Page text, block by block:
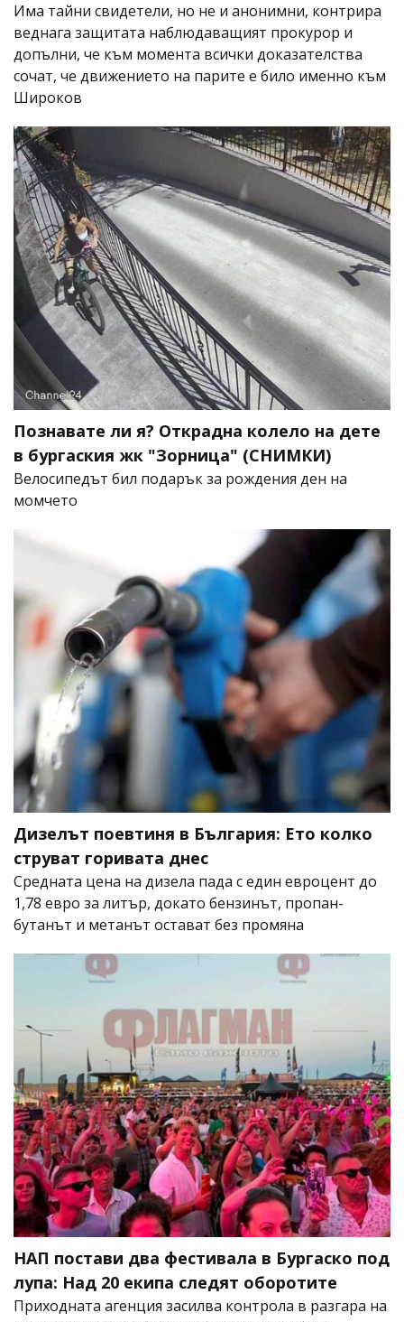
Има тайни свидетели, но не и анонимни, контрира
веднага защитата наблюдаващият прокурор и
допълни, че към момента всички доказателства
сочат, че движението на парите е било именно към
Широков
Познавате ли я? Открадна колело на дете
в бургаския жк "Зорница" (СНИМКИ)
Велосипедът бил подарък за рождения ден на
момчето
Дизелът поевтиня в България: Ето колко
струват горивата днес
Средната цена на дизела пада с един евроцент до
1,78 евро за литър, докато бензинът, пропан-
бутанът и метанът остават без промяна
НАП постави два фестивала в Бургаско под
лупа: Над 20 екипа следят оборотите
Приходната агенция засилва контрола в разгара на